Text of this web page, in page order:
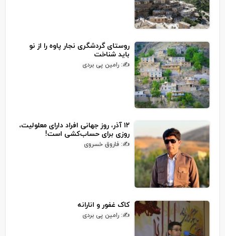
روستای گردشگری نجار پاوه را از نو
باید شناخت
✍: رامین پی بردی
۱۲ آذر، روز جهانی افراد دارای معلولیت،
روزی برای حساب‌کشی است!
✍: فاروق خسروی
کاک غفور و انارانه
✍: رامین پی بردی